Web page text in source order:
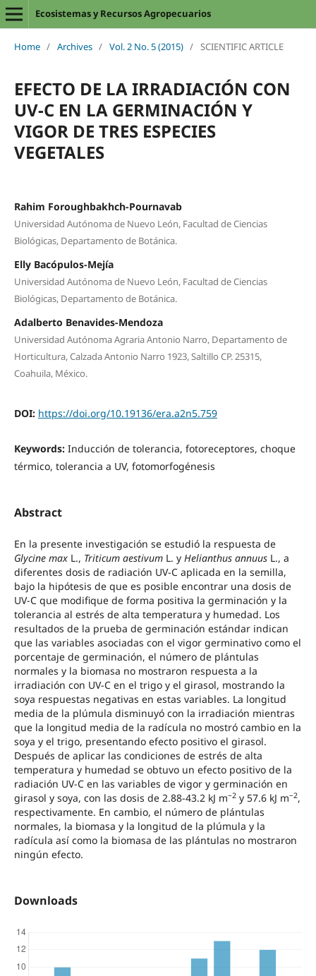
Ecosistemas y Recursos Agropecuarios
Home / Archives / Vol. 2 No. 5 (2015) / SCIENTIFIC ARTICLE
EFECTO DE LA IRRADIACIÓN CON
UV-C EN LA GERMINACIÓN Y
VIGOR DE TRES ESPECIES
VEGETALES
Rahim Foroughbakhch-Pournavab
Universidad Autónoma de Nuevo León, Facultad de Ciencias
Biológicas, Departamento de Botánica.
Elly Bacópulos-Mejía
Universidad Autónoma de Nuevo León, Facultad de Ciencias
Biológicas, Departamento de Botánica.
Adalberto Benavides-Mendoza
Universidad Autónoma Agraria Antonio Narro, Departamento de
Horticultura, Calzada Antonio Narro 1923, Saltillo CP. 25315,
Coahuila, México.
DOI: https://doi.org/10.19136/era.a2n5.759
Keywords: Inducción de tolerancia, fotoreceptores, choque
térmico, tolerancia a UV, fotomorfogénesis
Abstract
En la presente investigación se estudió la respuesta de
Glycine maxL., Triticum aestivum L. y Helianthus annuusL., a
diferentes dosis de radiación UV-C aplicada en la semilla,
bajo la hipótesis de que es posible encontrar una dosis de
UV-C que modifique de forma positiva la germinación y la
tolerancia al estrés de alta temperatura y humedad. Los
resultados de la prueba de germinación estándar indican
que las variables asociadas con el vigor germinativo como el
porcentaje de germinación, el número de plántulas
normales y la biomasa no mostraron respuesta a la
irradiación con UV-C en el trigo y el girasol, mostrando la
soya respuestas negativas en estas variables. La longitud
media de la plúmula disminuyó con la irradiación mientras
que la longitud media de la radícula no mostró cambio en la
soya y el trigo, presentando efecto positivo el girasol.
Después de aplicar las condiciones de estrés de alta
temperatura y humedad se obtuvo un efecto positivo de la
radiación UV-C en las variables de vigor y germinación en
girasol y soya, con las dosis de 2.88-43.2 kJ m−2y 57.6 kJ m−2,
respectivamente. En cambio, el número de plántulas
normales, la biomasa y la longitud de la plúmula y la
radícula así como la biomasa de las plántulas no mostraron
ningún efecto.
Downloads